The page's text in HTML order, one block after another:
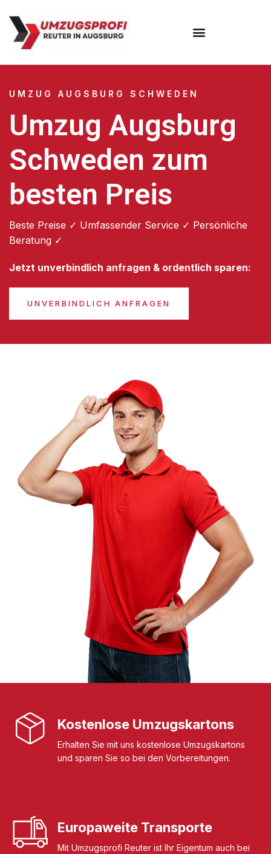
UMZUG AUGSBURG SCHWEDEN
Umzug Augsburg
Schweden zum
besten Preis
Beste Preise ✓ Umfassender Service ✓ Persönliche
Beratung ✓
Jetzt unverbindlich anfragen & ordentlich sparen:
UNVERBINDLICH ANFRAGEN
Kostenlose Umzugskartons
Erhalten Sie mit uns kostenlose Umzugskartons
und sparen Sie so bei den Vorbereitungen.
Europaweite Transporte
Mit Umzugsprofi Reuter ist Ihr Eigentum auch bei